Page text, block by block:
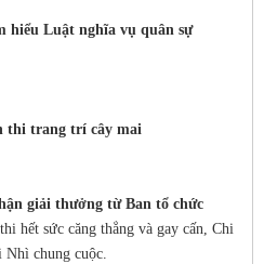
hiểu Luật nghĩa vụ quân sự
thi trang trí cây mai
giải thưởng từ Ban tổ chức
sức căng thẳng và gay cấn, Chi
Nhì chung cuộc.